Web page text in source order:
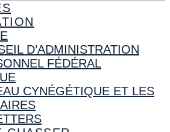
D’ADMINISTRATION
FÉDÉRAL
CYNÉGÉTIQUE ET LES